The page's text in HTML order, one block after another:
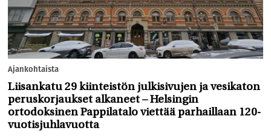
Ajankohtaista
Liisankatu 29 kiinteistön julkisivujen ja vesikaton
peruskorjaukset alkaneet – Helsingin
ortodoksinen Pappilatalo viettää parhaillaan 120-
vuotisjuhlavuotta